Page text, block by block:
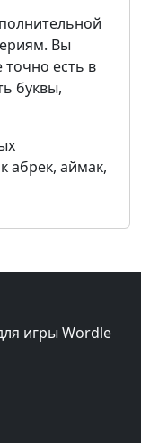
Вы
есть в
буквы,
абрек, аймак,
игры Wordle